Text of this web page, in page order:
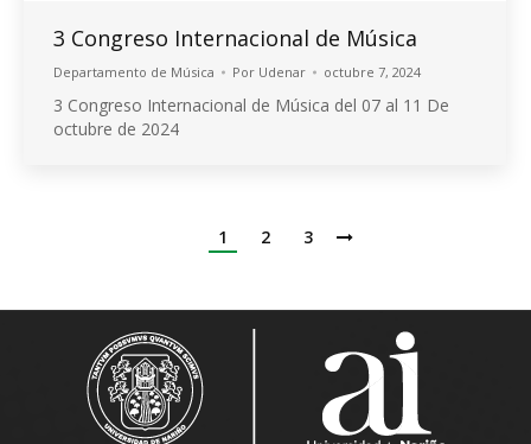
3 Congreso Internacional de Música
Departamento de Música Por Udenar octubre 7, 2024
3 Congreso Internacional de Música del 07 al 11 De
octubre de 2024
1 2 3